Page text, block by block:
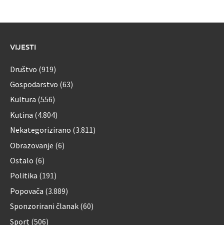
VIJESTI
Društvo (919)
Gospodarstvo (63)
Kultura (556)
Kutina (4.804)
Nekategorizirano (3.811)
Obrazovanje (6)
Ostalo (6)
Politika (191)
Popovača (3.889)
Sponzorirani članak (60)
Sport (506)